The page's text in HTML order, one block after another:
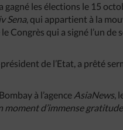
gagné les élections le 15
Sena, qui appartient à la
Congrès qui a signé l’un de
de l’Etat, a prêté
à l’agence AsiaNews,
d’immense